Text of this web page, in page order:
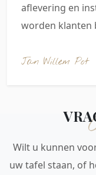
aflevering en
worden klanten
Jan Willem Pot
Wilt u kunnen
uw tafel staan, of